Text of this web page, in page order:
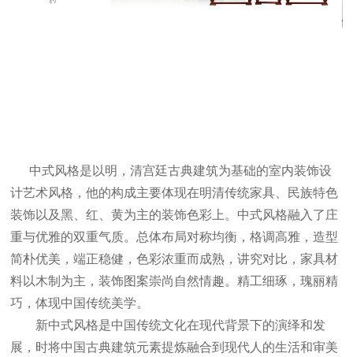
中式风格是以明，清宫廷古典建筑为基础的室内装饰设
计艺术风格，他的构成主要体现在明清传统家具、民族特色
装饰以及黑、红、黄为主的装饰色彩上。中式风格融入了庄
重与优雅的双重气质。总体布局对称均衡，格调高雅，造型
简朴优美，端正稳健，色彩浓重而成熟，讲究对比，家具材
料以木制为主，装饰图案崇尚自然情趣。精工细琢，瑰丽精
巧，体现中国传统美学。
新中式风格是中国传统文化在现代背景下的演绎和发
展，时将中国古典建筑元素提炼融合到现代人的生活和审美